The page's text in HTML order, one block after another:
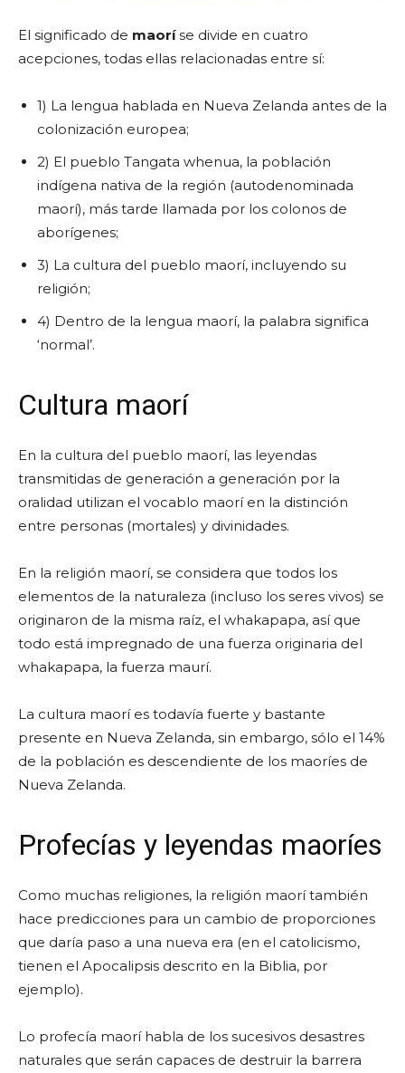
El significado de maoríse divide en cuatro
acepciones, todas ellas relacionadas entre sí:
1) La lengua hablada en Nueva Zelanda antes de la
colonización europea;
2) El pueblo Tangata whenua, la población
indígena nativa de la región (autodenominada
maorí), más tarde llamada por los colonos de
aborígenes;
3) La cultura del pueblo maorí, incluyendo su
religión;
4) Dentro de la lengua maorí, la palabra significa
‘normal’.
Cultura maorí
En la cultura del pueblo maorí, las leyendas
transmitidas de generación a generación por la
oralidad utilizan el vocablo maorí en la distinción
entre personas (mortales) y divinidades.
En la religión maorí, se considera que todos los
elementos de la naturaleza (incluso los seres vivos) se
originaron de la misma raíz, el whakapapa, así que
todo está impregnado de una fuerza originaria del
whakapapa, la fuerza maurí.
La cultura maorí es todavía fuerte y bastante
presente en Nueva Zelanda, sin embargo, sólo el 14%
de la población es descendiente de los maoríes de
Nueva Zelanda.
Profecías y leyendas maoríes
Como muchas religiones, la religión maorí también
hace predicciones para un cambio de proporciones
que daría paso a una nueva era (en el catolicismo,
tienen el Apocalipsis descrito en la Biblia, por
ejemplo).
Lo profecía maorí habla de los sucesivos desastres
naturales que serán capaces de destruir la barrera